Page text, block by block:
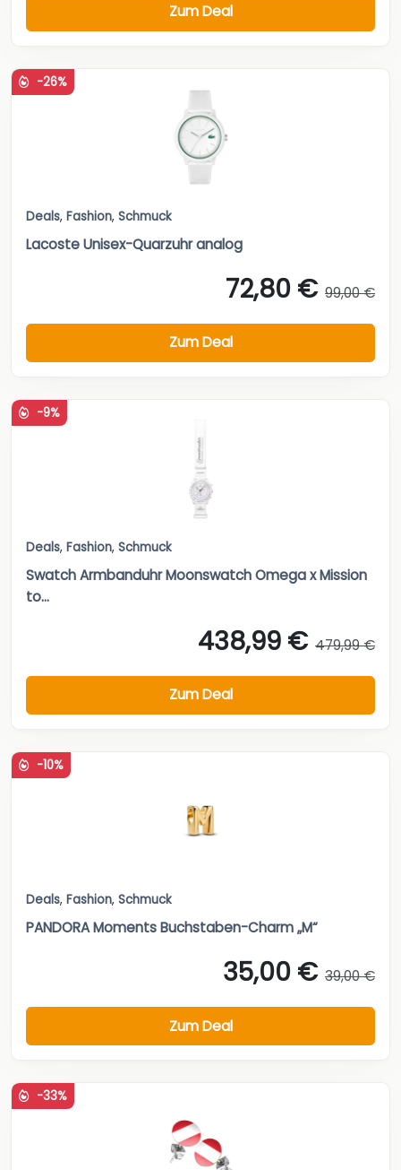
Zum Deal
-26%
Deals, Fashion, Schmuck
Lacoste Unisex-Quarzuhr analog
72,80 € 99,00 €
Zum Deal
-9%
Deals, Fashion, Schmuck
Swatch Armbanduhr Moonswatch Omega x Mission
to...
438,99 € 479,99 €
Zum Deal
-10%
Deals, Fashion, Schmuck
PANDORA Moments Buchstaben-Charm „M“
35,00 € 39,00 €
Zum Deal
-33%